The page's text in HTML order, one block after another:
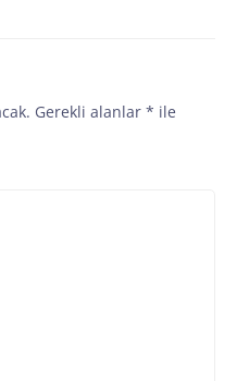
Gerekli alanlar * ile